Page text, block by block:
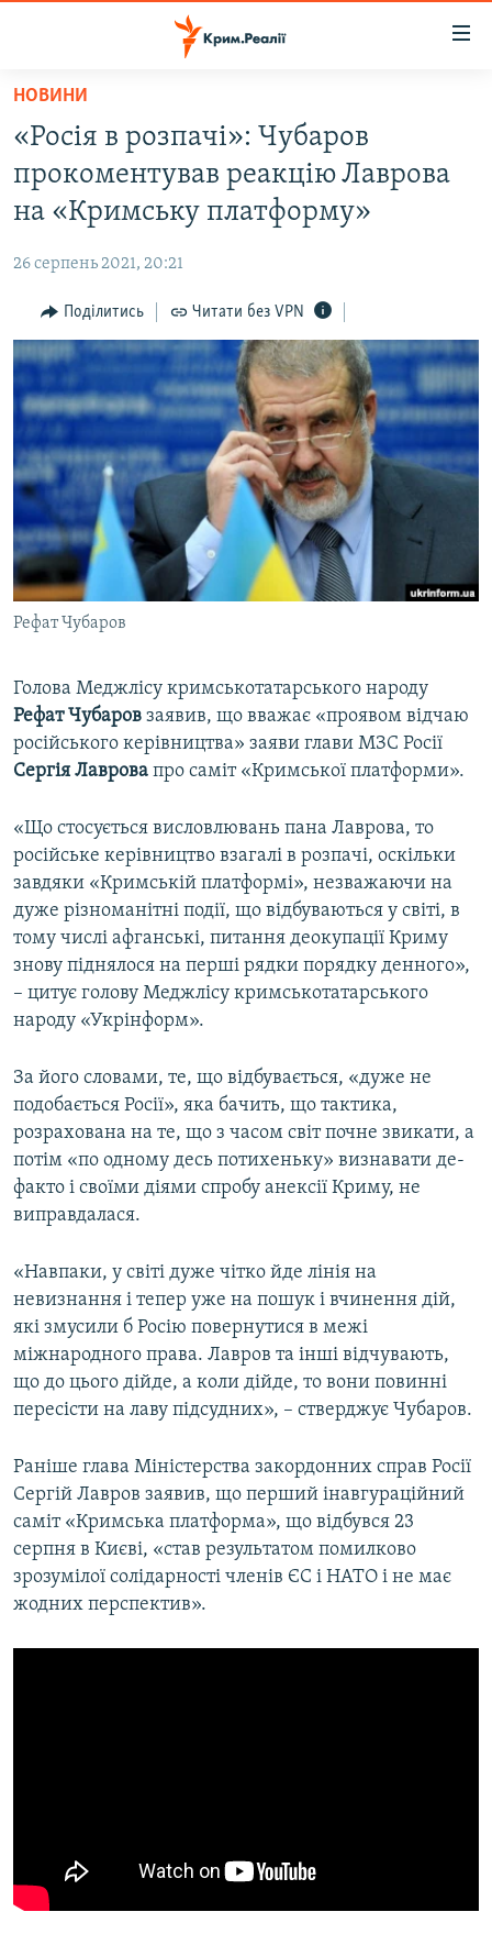
Перейти
основного
матеріалу
Перейти
до
основної
навігації
Перейти
до
пошуку
ВІДЕО ТА ФОТО
БЛОГИ
ПОГЛЯД
ІНТЕРВ'Ю
ВСЕ ЗА ДЕНЬ
СПЕЦПРОЕКТИ
ДЕПОРТАЦІЯ
ВІДЕОУРОКИ «ELIFBE»
СВІДЧЕННЯ ОКУПАЦІЇ
УКРАЇНСЬКА ПРОБЛЕМА КРИМУ
ІНФОГРАФІКА
ЯК ОБІЙТИ БЛОКУВАННЯ
Русский
Qırımtatar
ДОЛУЧАЙСЯ!
Усі сайти RFE/RL
НОВИНИ
«Росія в розпачі»: Чубаров
прокоментував реакцію Лаврова
на «Кримську платформу»
26 серпень 2021, 20:21
Поділитись Читати без VPN
Рефат Чубаров
Голова Меджлісу кримськотатарського народу
Рефат Чубаров заявив, що вважає «проявом відчаю
російського керівництва» заяви глави МЗС Росії
Сергія Лаврова про саміт «Кримської платформи».
«Що стосується висловлювань пана Лаврова, то
російське керівництво взагалі в розпачі, оскільки
завдяки «Кримській платформі», незважаючи на
дуже різноманітні події, що відбуваються у світі, в
тому числі афганські, питання деокупації Криму
знову піднялося на перші рядки порядку денного»,
– цитує голову Меджлісу кримськотатарського
народу «Укрінформ».
За його словами, те, що відбувається, «дуже не
подобається Росії», яка бачить, що тактика,
розрахована на те, що з часом світ почне звикати, а
потім «по одному десь потихеньку» визнавати де-
факто і своїми діями спробу анексії Криму, не
виправдалася.
«Навпаки, у світі дуже чітко йде лінія на
невизнання і тепер уже на пошук і вчинення дій,
які змусили б Росію повернутися в межі
міжнародного права. Лавров та інші відчувають,
що до цього дійде, а коли дійде, то вони повинні
пересісти на лаву підсудних», – стверджує Чубаров.
Раніше глава Міністерства закордонних справ Росії
Сергій Лавров заявив, що перший інавгураційний
саміт «Кримська платформа», що відбувся 23
серпня в Києві, «став результатом помилково
зрозумілої солідарності членів ЄС і НАТО і не має
жодних перспектив».